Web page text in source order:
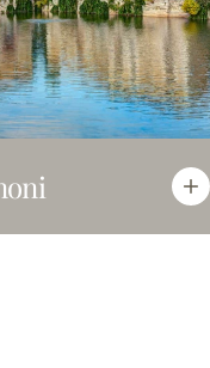
36, Montepulciano, 53045
Pienza, 53026